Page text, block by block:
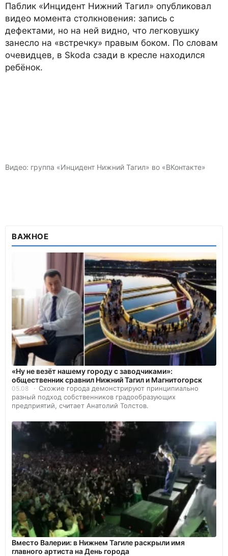
Паблик «Инцидент Нижний Тагил» опубликовал
видео момента столкновения: запись с
дефектами, но на ней видно, что легковушку
занесло на «встречку» правым боком. По словам
очевидцев, в Skoda сзади в кресле находился
ребёнок.
Видео: группа «Инцидент Нижний Тагил» во «ВКонтакте»
ВАЖНОЕ
«Ну не везёт нашему городу с заводчиками»:
общественник сравнил Нижний Тагил и Магнитогорск
05.08
Схожие города демонстрируют принципиально
разный подход собственников градообразующих
предприятий, считает Анатолий Толстов.
Вместо Валерии: в Нижнем Тагиле раскрыли имя
главного артиста на День города